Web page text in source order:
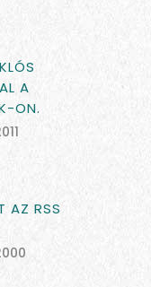
A
ON.
AZ RSS